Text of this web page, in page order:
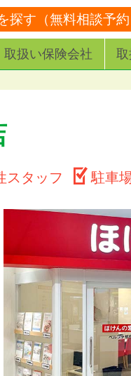
探す（無料相談予約
取扱い保険会社
スタッフ 駐車